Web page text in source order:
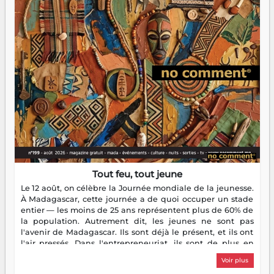
Tout feu, tout jeune
Le 12 août, on célèbre la Journée mondiale de la jeunesse.
À Madagascar, cette journée a de quoi occuper un stade
entier — les moins de 25 ans représentent plus de 60% de
la population. Autrement dit, les jeunes ne sont pas
l'avenir de Madagascar. Ils sont déjà le présent, et ils ont
l'air pressés. Dans l'entrepreneuriat, ils sont de plus en
plus nombreux à se lancer, à créer, à risquer — souvent
sans filet, souvent sans aide, mais toujours avec cette
Voir plus